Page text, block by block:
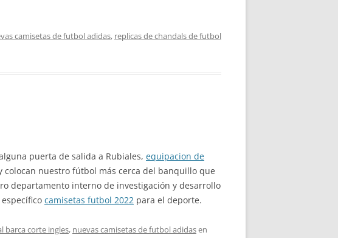
camisetas de futbol adidas, replicas de chandals de futbol
puerta de salida a Rubiales, equipacion de
nuestro fútbol más cerca del banquillo que
departamento interno de investigación y desarrollo
camisetas futbol 2022 para el deporte.
barca corte ingles, nuevas camisetas de futbol adidasen